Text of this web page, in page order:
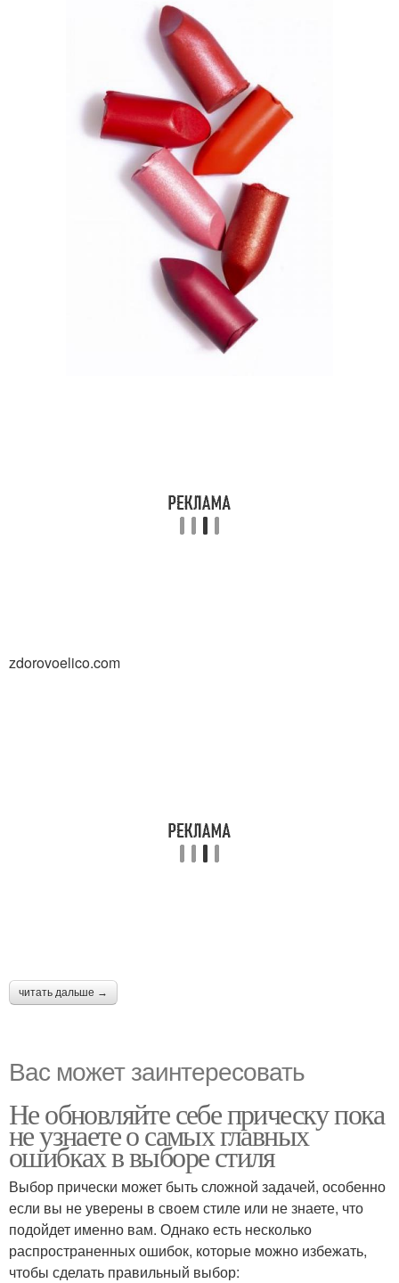
zdorovoelico.com
читать дальше →
Вас может заинтересовать
Не обновляйте себе прическу пока
не узнаете о самых главных
ошибках в выборе стиля
Выбор прически может быть сложной задачей, особенно
если вы не уверены в своем стиле или не знаете, что
подойдет именно вам. Однако есть несколько
распространенных ошибок, которые можно избежать,
чтобы сделать правильный выбор: